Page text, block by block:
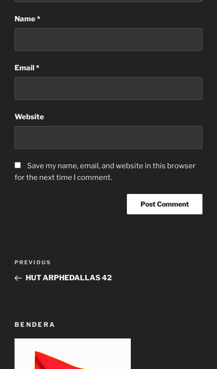
Name*
Email*
Website
Save my name, email, and website in this browser
for the next time I comment.
Previous
Post
PREVIOUS
HUT ARPHEDALLAS 42
BENDERA